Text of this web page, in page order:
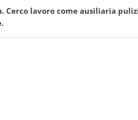
lavoro come ausiliaria